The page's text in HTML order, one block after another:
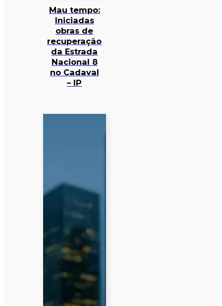
Mau tempo:
Iniciadas
obras de
recuperação
da Estrada
Nacional 8
no Cadaval
– IP